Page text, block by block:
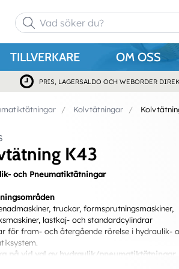
TILLVERKARE OM OSS
PRIS, LAGERSALDO OCH WEBORDER
Kolvtätningar
K43
och Pneumatiktätningar
truckar, formsprutningsmaskiner,
lastkaj- och standardcylindrar
för fram- och återgående rörelse i hydraulik-
på vid val av hydraulik/pneumatiktätningar